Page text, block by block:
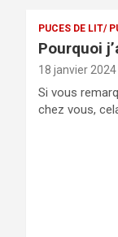
PUCES DE LIT/
Pourquoi
18 janvier 2024
Si vous
chez vous,